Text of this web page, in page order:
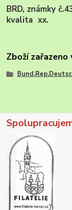
BRD, známky
kvalita xx.
Zboží